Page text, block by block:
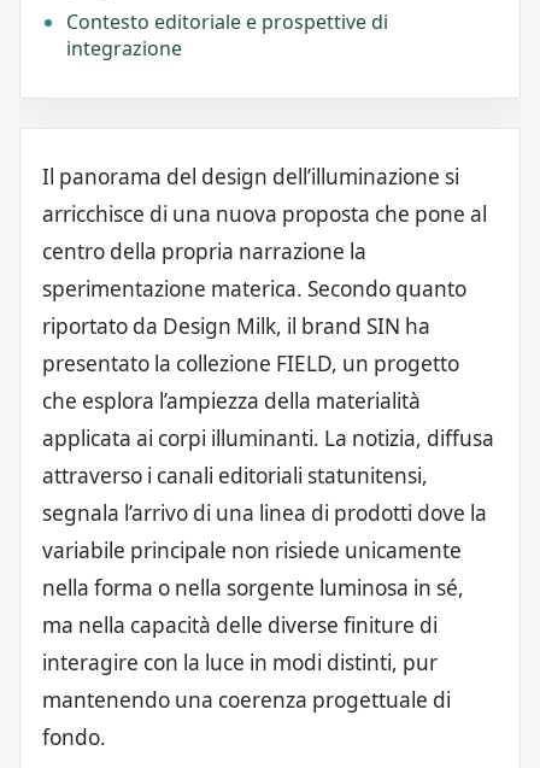
Contesto editoriale e prospettive di
integrazione
Il panorama del design dell’illuminazione si
arricchisce di una nuova proposta che pone al
centro della propria narrazione la
sperimentazione materica. Secondo quanto
riportato da Design Milk, il brand SIN ha
presentato la collezione FIELD, un progetto
che esplora l’ampiezza della materialità
applicata ai corpi illuminanti. La notizia, diffusa
attraverso i canali editoriali statunitensi,
segnala l’arrivo di una linea di prodotti dove la
variabile principale non risiede unicamente
nella forma o nella sorgente luminosa in sé,
ma nella capacità delle diverse finiture di
interagire con la luce in modi distinti, pur
mantenendo una coerenza progettuale di
fondo.